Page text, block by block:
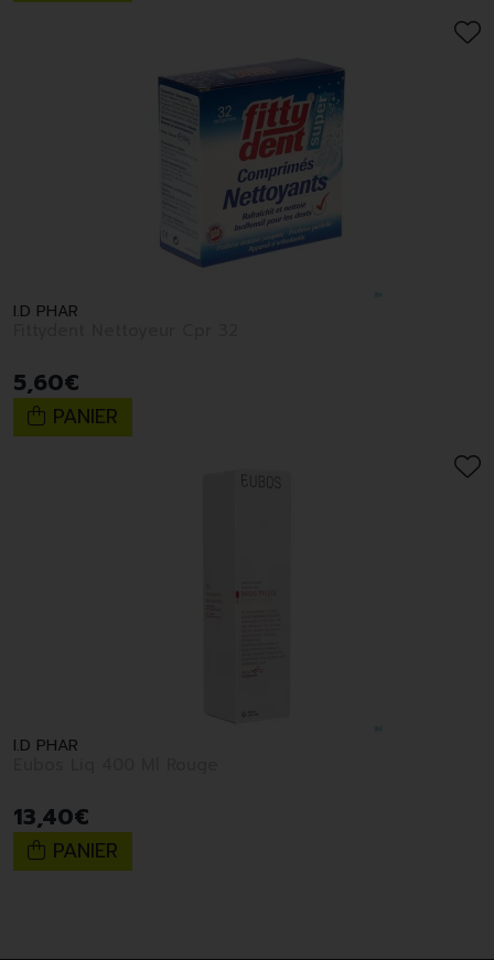
I.D PHAR
5,60€
PANIER
I.D PHAR
13,40€
PANIER